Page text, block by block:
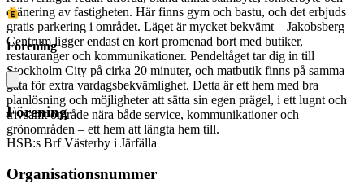
dränering av fastigheten. Här finns gym och bastu, och det erbjuds
gratis parkering i området. Läget är mycket bekvämt – Jakobsberg
Centrum ligger endast en kort promenad bort med butiker,
restauranger och kommunikationer. Pendeltåget tar dig in till
Stockholm City på cirka 20 minuter, och matbutik finns på samma
gata för extra vardagsbekvämlighet. Detta är ett hem med bra
planlösning och möjligheter att sätta sin egen prägel, i ett lugnt och
trivsamt område nära både service, kommunikationer och
grönområden – ett hem att längta hem till.
Förening
Förening
HSB:s Brf Västerby i Järfälla
Organisationsnummer